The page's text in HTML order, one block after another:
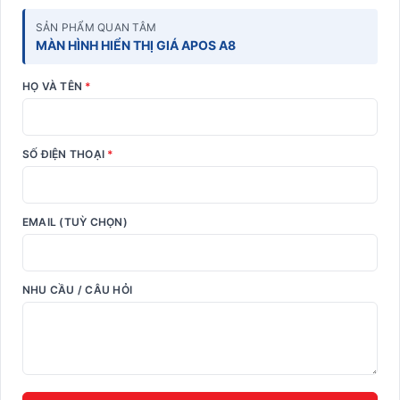
SẢN PHẨM QUAN TÂM
MÀN HÌNH HIỂN THỊ GIÁ APOS A8
HỌ VÀ TÊN *
SỐ ĐIỆN THOẠI *
EMAIL (TUỲ CHỌN)
NHU CẦU / CÂU HỎI